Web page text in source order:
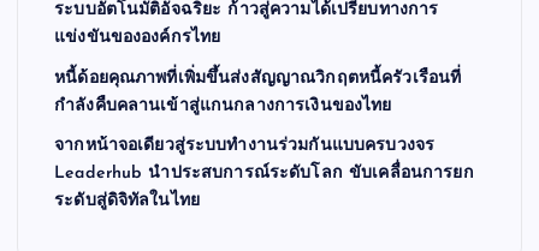
ระบบอัตโนมัติอัจฉริยะ ก้าวสู่ความได้เปรียบทางการ
แข่งขันขององค์กรไทย
หนี้ด้อยคุณภาพที่เพิ่มขึ้นส่งสัญญาณวิกฤตหนี้ครัวเรือนที่
กำลังคืบคลานเข้าสู่แกนกลางการเงินของไทย
จากหน้าจอเดียวสู่ระบบทำงานร่วมกันแบบครบวงจร
Leaderhub นำประสบการณ์ระดับโลก ขับเคลื่อนการยก
ระดับสู่ดิจิทัลในไทย